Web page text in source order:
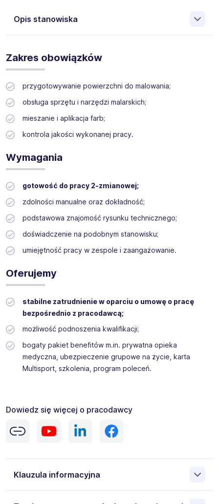
Opis stanowiska
dla przemysłu lotniczego - poszukujemy osoby na
stanowisko:Malarz / Malarka
Miejsce pracy: Mielec
System pracy: 2-zmianowy
Zakres obowiązków
przygotowywanie powierzchni do malowania;
obsługa sprzętu i narzędzi malarskich;
mieszanie i aplikacja farb;
kontrola jakości wykonanej pracy.
Wymagania
gotowość do pracy 2-zmianowej;
zdolności manualne oraz dokładność;
podstawowa znajomość rysunku technicznego;
doświadczenie na podobnym stanowisku;
umiejętność pracy w zespole i zaangażowanie.
Oferujemy
stabilne zatrudnienie w oparciu o umowę o pracę
bezpośrednio z pracodawcą;
możliwość podnoszenia kwalifikacji;
bogaty pakiet benefitów m.in. prywatna opieka
medyczna, ubezpieczenie grupowe na życie, karta
Multisport, szkolenia, program poleceń.
Dowiedz się więcej o pracodawcy
Klauzula informacyjna